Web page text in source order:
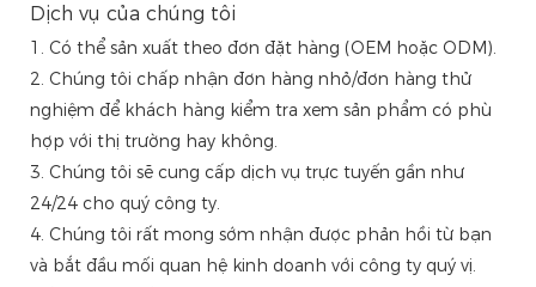
Dịch vụ của chúng tôi
1. Có thể sản xuất theo đơn đặt hàng (OEM hoặc ODM).
2. Chúng tôi chấp nhận đơn hàng nhỏ/đơn hàng thử
nghiệm để khách hàng kiểm tra xem sản phẩm có phù
hợp với thị trường hay không.
3. Chúng tôi sẽ cung cấp dịch vụ trực tuyến gần như
24/24 cho quý công ty.
4. Chúng tôi rất mong sớm nhận được phản hồi từ bạn
và bắt đầu mối quan hệ kinh doanh với công ty quý vị.